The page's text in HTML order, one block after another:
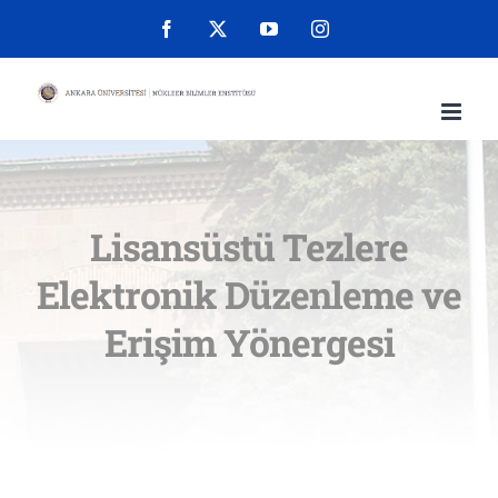
to
content
Facebook YouTubeInstagram
Lisansüstü Tezlere
Elektronik Düzenleme ve
Erişim Yönergesi